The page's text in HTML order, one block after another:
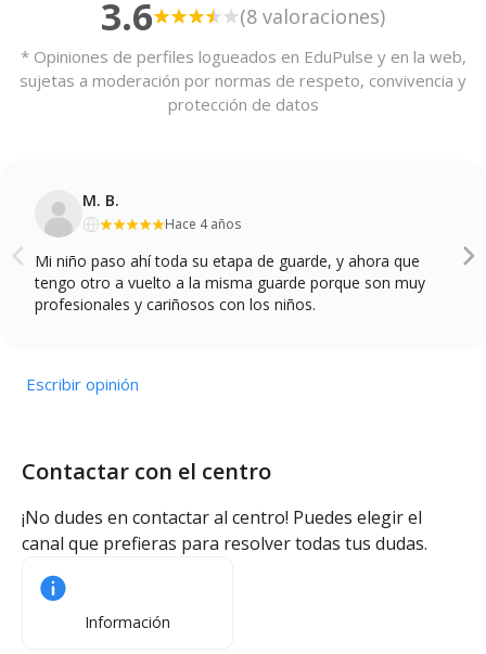
3.6 (8 valoraciones)
* Opiniones de perfiles logueados en EduPulse y en la web,
sujetas a moderación por normas de respeto, convivencia y
protección de datos
M. B.
Hace 4 años
Mi niño paso ahí toda su etapa de guarde, y ahora que
tengo otro a vuelto a la misma guarde porque son muy
profesionales y cariñosos con los niños.
Escribir opinión
Contactar con el centro
¡No dudes en contactar al centro! Puedes elegir el
canal que prefieras para resolver todas tus dudas.
Información